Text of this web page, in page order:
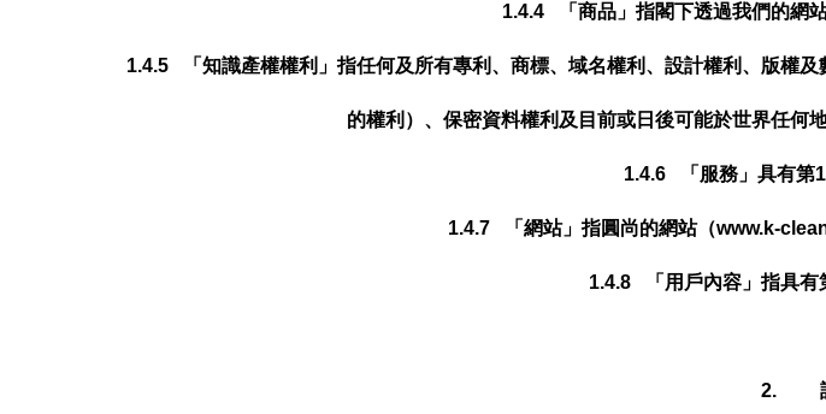
1.4.4 「商品」指閣下透過我們的網
1.4.5 「知識產權權利」指任何及所有專利、商標、域名權利、設計權利、版權
的權利）、保密資料權利及目前或日後可能於世界任何
1.4.6 「服務」具有第
1.4.7 「網站」指圓尚的網站（www.k-
1.4.8 「用戶內容」指具有
2.